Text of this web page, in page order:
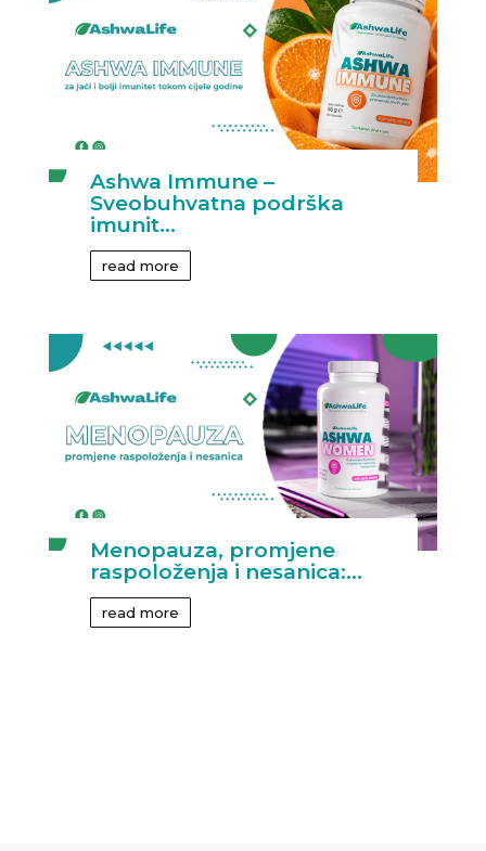
Ashwa Immune –
Sveobuhvatna podrška
imunit...
read more
Menopauza, promjene
raspoloženja i nesanica:...
read more